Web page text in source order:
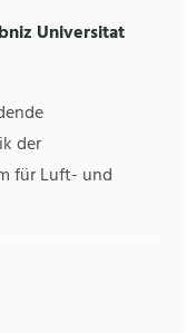
Universitat
der
für Luft- und